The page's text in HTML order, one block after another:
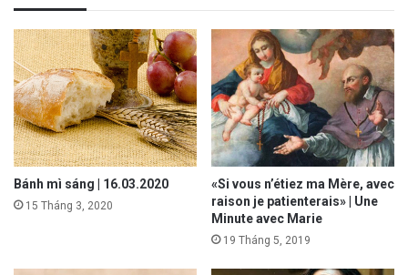
Bánh mì sáng | 16.03.2020
15 Tháng 3, 2020
«Si vous n’étiez ma Mère, avec
raison je patienterais» | Une
Minute avec Marie
19 Tháng 5, 2019